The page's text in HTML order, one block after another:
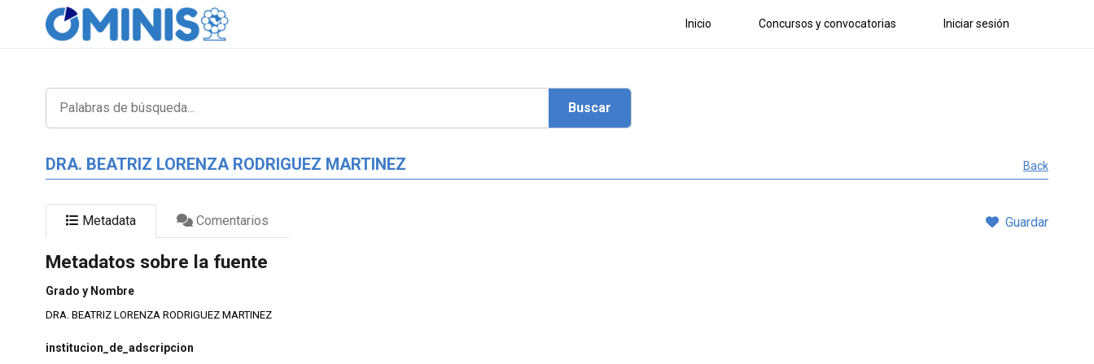
Inicio Concursos y convocatorias Iniciar sesión
DRA. BEATRIZ LORENZA RODRIGUEZ MARTINEZ Back
Metadata Comentarios Guardar
Metadatos sobre la fuente
Grado y Nombre
DRA. BEATRIZ LORENZA RODRIGUEZ MARTINEZ
institucion_de_adscripcion